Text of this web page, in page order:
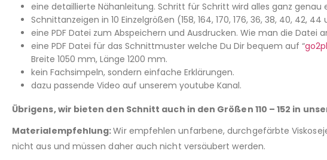
eine detaillierte Nähanleitung. Schritt für Schritt wird alles ganz genau
Schnittanzeigen in 10 Einzelgrößen (158, 164, 170, 176, 36, 38, 40, 42,
eine PDF Datei zum Abspeichern und Ausdrucken. Wie man die
eine PDF Datei für das Schnittmuster welche Du Dir bequem auf “
Breite 1050 mm, Länge 1200 mm.
kein Fachsimpeln, sondern einfache Erklärungen.
dazu passende Video auf unserem youtube Kanal.
Übrigens, wir bieten den Schnitt auch in den Größen 110 – 152 in
Materialempfehlung:Wir empfehlen unfarbene, durchgefärbte
nicht aus und müssen daher auch nicht versäubert werden.